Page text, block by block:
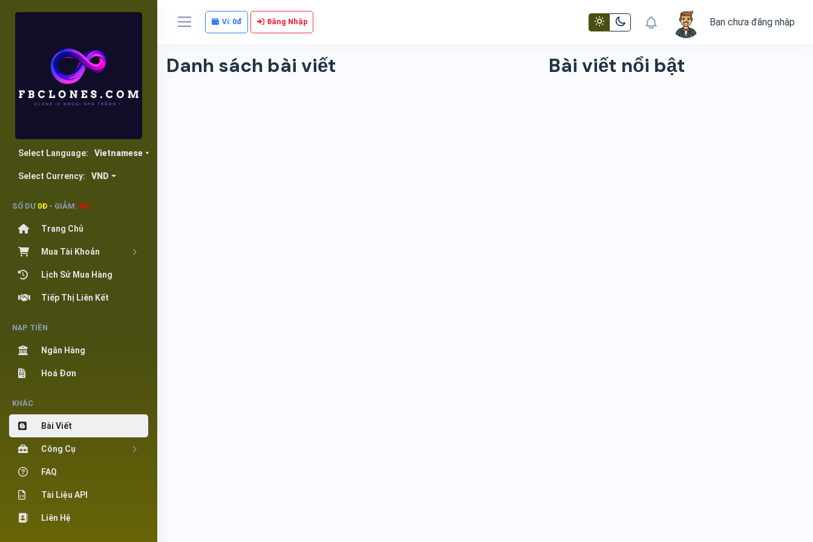
Select Language: Vietnamese
Select Currency: VND
SỐ DƯ 0Đ - GIẢM: 0%
Trang Chủ
Mua Tài Khoản
Lịch Sử Mua Hàng
Tiếp Thị Liên Kết
NẠP TIỀN
Ngân Hàng
Hoá Đơn
KHÁC
Bài Viết
Công Cụ
FAQ
Tài Liệu API
Liên Hệ
Ví: 0đ Đăng Nhập Bạn chưa đăng nhập
Danh sách bài viết Bài viết nổi bật